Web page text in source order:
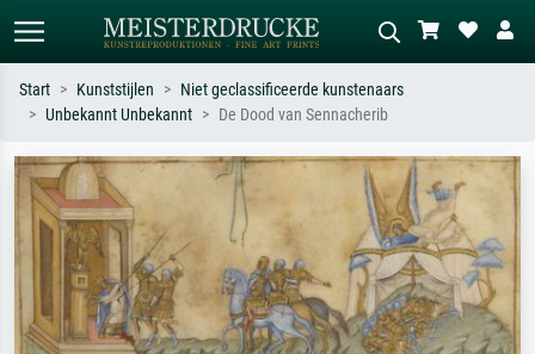
Zoek op kunstenaar, titel of stijl – bijv.
Monet, Sterrennacht, impressionisme,
Hokusai-golf, naakt.
Beschrijf de scène – bijv. groene
weide, abstract met veel rood, donker
olieverfschilderij, staand naakt naast
een boom.
Start Kunststijlen
Niet geclassificeerde kunstenaars
Unbekannt Unbekannt
De Dood van Sennacherib